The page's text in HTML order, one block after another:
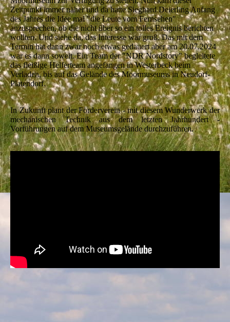
Zeitpunkt immer näher und da hatte Sieghard Deierling Anfang
des Jahres die Idee mal "die Leute vom Fernsehen"
anzusprechen, ob die nicht über so ein tolles Ereignis berichten
wollten. Und siehe da, das Interesse war groß. Das mit dem
Termin hat dann zwar noch etwas gedauert aber am 20.07.2024
war es dann soweit. Ein Team der "NDR Nordstory" begleitete
das fleißige Helferteam angefangen in Westerbeck beim
Verladen, bis auf das Gelände des Moormuseums in Neudorf-
Platendorf.
In Zukunft plant der Förderverein - mit diesem Wunderwerk der
mechanischen Technik aus dem letzten Jahrhundert -
Vorführungen auf dem Museumsgelände durchzuführen.